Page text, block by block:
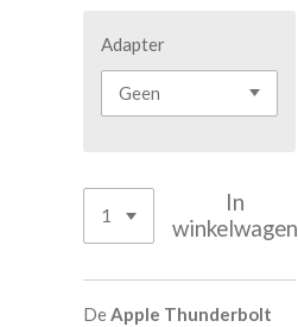
Adapter
In
winkelwagen
DeApple Thunderbolt